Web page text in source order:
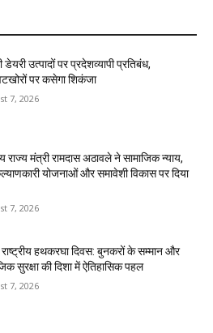
उत्पादों पर प्रदेशव्यापी प्रतिबंध,
पर कसेगा शिकंजा
7, 2026
राज्य मंत्री रामदास अठावले ने सामाजिक न्याय,
योजनाओं और समावेशी विकास पर दिया
7, 2026
राष्ट्रीय हथकरघा दिवस: बुनकरों के सम्मान और
सुरक्षा की दिशा में ऐतिहासिक पहल
7, 2026